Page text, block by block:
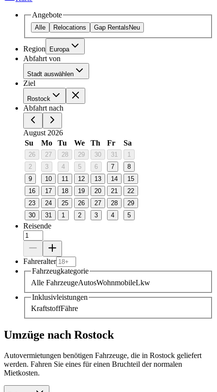
Angebote
Alle Relocations Gap Rentals Neu
Region Europa
Abfahrt von
Stadt auswählen
Ziel
Rostock
Abfahrt nach
August 2026
Su
Mo Tu We Th Fr Sa
26 27 28 29 30 31
1
2
3 4 5 6 7
8
9
10 11 12 13 14
15
16
17 18 19 20 21
22
23
24 25 26 27 28
29
30
31 1 2 3 4 5
Reisende
Fahreralter
Fahrzeugkategorie
Alle FahrzeugeAutosWohnmobileLkw
Inklusivleistungen
KraftstoffFähre
Umzüge nach Rostock
Autovermietungen benötigen Fahrzeuge, die in Rostock geliefert
werden. Fahren Sie eines für einen Bruchteil der normalen
Mietkosten.